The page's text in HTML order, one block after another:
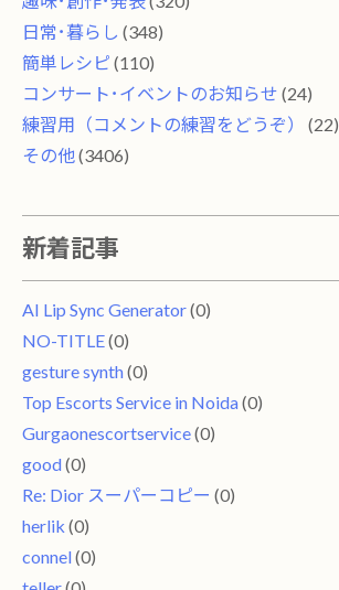
日常･暮らし (348)
簡単レシピ (110)
コンサート･イベントのお知らせ (24)
練習用（コメントの練習をどうぞ）
(22)
その他 (3406)
新着記事
AI Lip Sync Generator(0)
NO-TITLE(0)
gesture synth(0)
Top Escorts Service in Noida(0)
Gurgaonescortservice(0)
good(0)
Re: Dior スーパーコピー (0)
herlik (0)
connel(0)